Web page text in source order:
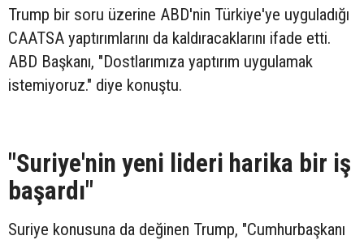
Trump bir soru üzerine ABD'nin Türkiye'ye uyguladığı
CAATSA yaptırımlarını da kaldıracaklarını ifade etti.
ABD Başkanı, "Dostlarımıza yaptırım uygulamak
istemiyoruz." diye konuştu.
"Suriye'nin yeni lideri harika bir iş
başardı"
Suriye konusuna da değinen Trump, "Cumhurbaşkanı